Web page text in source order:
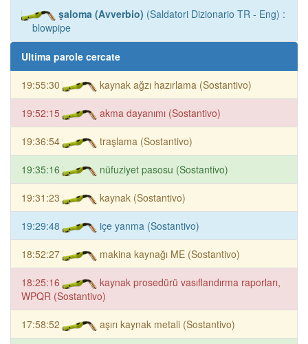
şaloma (Avverbio) (Saldatori Dizionario TR - Eng) :
blowpipe
Ultima parole cercate
19:55:30 kaynak ağzı hazırlama (Sostantivo)
19:52:15 akma dayanımı (Sostantivo)
19:36:54 traşlama (Sostantivo)
19:35:16 nüfuziyet pasosu (Sostantivo)
19:31:23 kaynak (Sostantivo)
19:29:48 içe yanma (Sostantivo)
18:52:27 makina kaynağı ME (Sostantivo)
18:25:16
kaynak prosedürü vasıflandırma raporları,
WPQR (Sostantivo)
17:58:52 aşırı kaynak metali (Sostantivo)